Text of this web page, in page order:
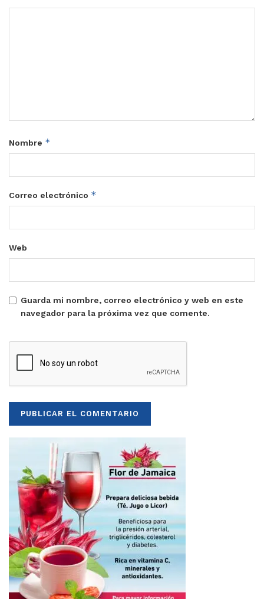
Nombre *
Correo electrónico *
Web
Guarda mi nombre, correo electrónico y web en este
navegador para la próxima vez que comente.